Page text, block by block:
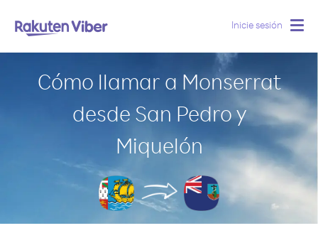
Inicie sesión
Cómo llamar a Monserrat
desde San Pedro y
Miquelón